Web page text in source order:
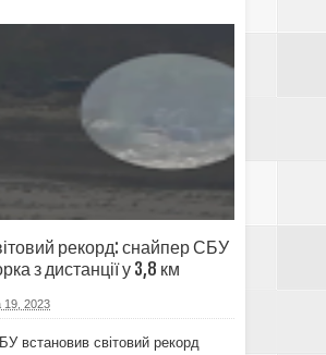
рекорд: снайпер СБУ
з дистанції у 3,8 км
19, 2023
встановив світовий рекорд